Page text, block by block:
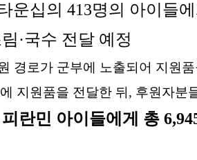
운십의 413명의 아이들
·국수 전달 예정
경로가 군부에 노출되어 지원
지원품을 전달한 뒤, 후원자분
란민 아이들에게 총